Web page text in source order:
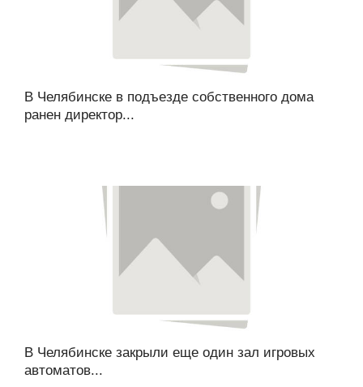
В Челябинске в подъезде собственного дома
ранен директор...
В Челябинске закрыли еще один зал игровых
автоматов...